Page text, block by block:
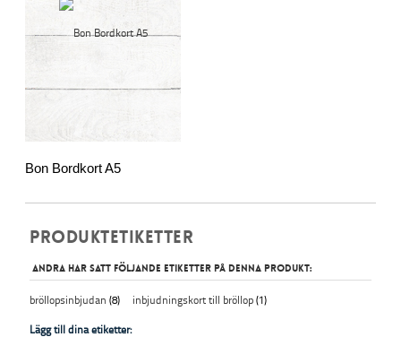
Bon Bordkort A5
PRODUKTETIKETTER
Andra har satt följande etiketter på denna produkt:
bröllopsinbjudan (8) inbjudningskort till bröllop (1)
Lägg till dina etiketter: